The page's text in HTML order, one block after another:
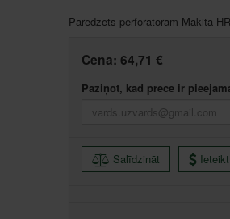
Paredzēts perforatoram Makita
Cena: 64,71 €
Paziņot, kad prece ir
Salīdzināt